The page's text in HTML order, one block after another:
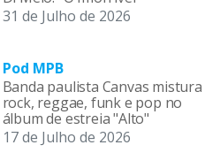
31 de Julho de 2026
Pod MPB
Banda paulista Canvas mistura
rock, reggae, funk e pop no
álbum de estreia "Alto"
17 de Julho de 2026